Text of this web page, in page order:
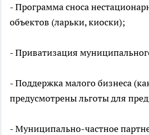
- Программа сноса
объектов (ларьки, киоски);
- Приватизация
- Поддержка малого бизнеса
предусмотрены льготы для
- Муниципально-частное